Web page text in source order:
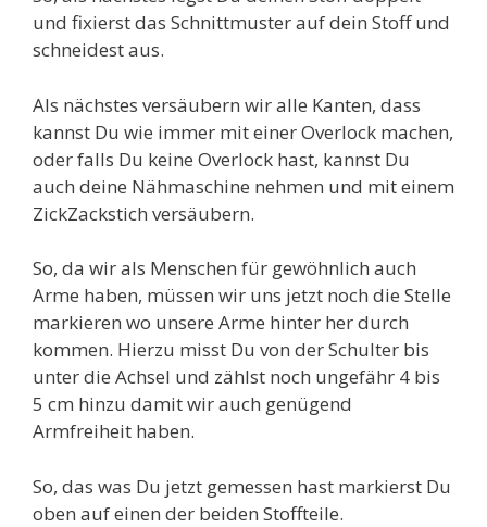
und fixierst das Schnittmuster auf dein Stoff und
schneidest aus.
Als nächstes versäubern wir alle Kanten, dass
kannst Du wie immer mit einer Overlock machen,
oder falls Du keine Overlock hast, kannst Du
auch deine Nähmaschine nehmen und mit einem
ZickZackstich versäubern.
So, da wir als Menschen für gewöhnlich auch
Arme haben, müssen wir uns jetzt noch die Stelle
markieren wo unsere Arme hinter her durch
kommen. Hierzu misst Du von der Schulter bis
unter die Achsel und zählst noch ungefähr 4 bis
5 cm hinzu damit wir auch genügend
Armfreiheit haben.
So, das was Du jetzt gemessen hast markierst Du
oben auf einen der beiden Stoffteile.